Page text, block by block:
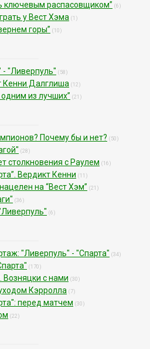
ключевым распасовщиком” (6)
у Вест Хэма (1)
горы” (10)
- "Ливерпуль" (58)
Кенни Далглиша (12)
из лучших” (21)
Почему бы и нет? (50)
(28)
столкновения с Раулем (16)
Вердикт Кенни (11)
на “Вест Хэм” (21)
(36)
(6)
"Ливерпуль" - "Спарта" (34)
(170)
Возняцки с нами (30)
Кэрролла (7)
перед матчем (30)
(22)